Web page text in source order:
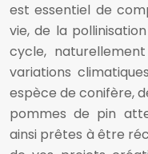
est essentiel de
vie, de la
cycle,
variations
espèce de conifère,
pommes de pin
ainsi prêtes à être